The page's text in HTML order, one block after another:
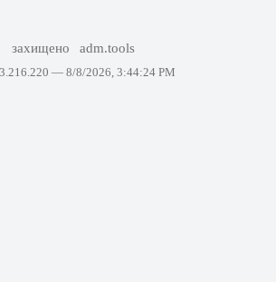
захищено adm.tools
— 8/8/2026, 3:44:24 PM